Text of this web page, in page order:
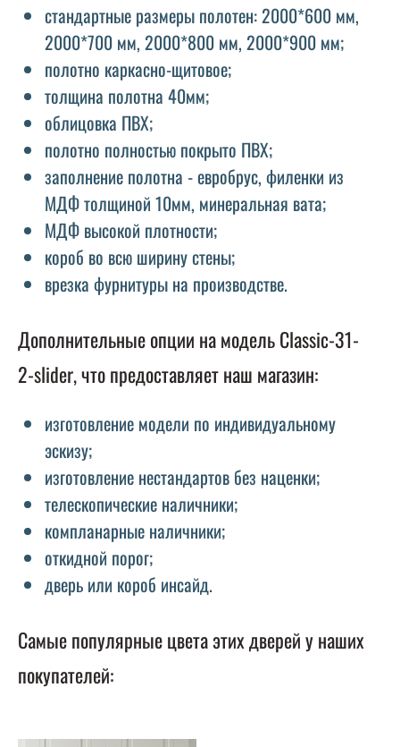
стандартные размеры полотен: 2000*600 мм,
2000*700 мм, 2000*800 мм, 2000*900 мм;
полотно каркасно-щитовое;
толщина полотна 40мм;
облицовка ПВХ;
полотно полностью покрыто ПВХ;
заполнение полотна - евробрус, филенки из
МДФ толщиной 10мм, минеральная вата;
МДФ высокой плотности;
короб во всю ширину стены;
врезка фурнитуры на производстве.
Дополнительные опции на модель Classic-31-
2-slider, что предоставляет наш магазин:
изготовление модели по индивидуальному
эскизу;
изготовление нестандартов без наценки;
телескопические наличники;
компланарные наличники;
откидной порог;
дверь или короб инсайд.
Самые популярные цвета этих дверей у наших
покупателей: